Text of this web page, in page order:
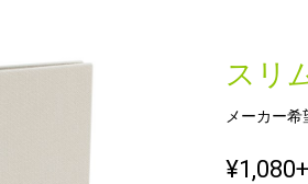
スリ
メーカー
¥1,080